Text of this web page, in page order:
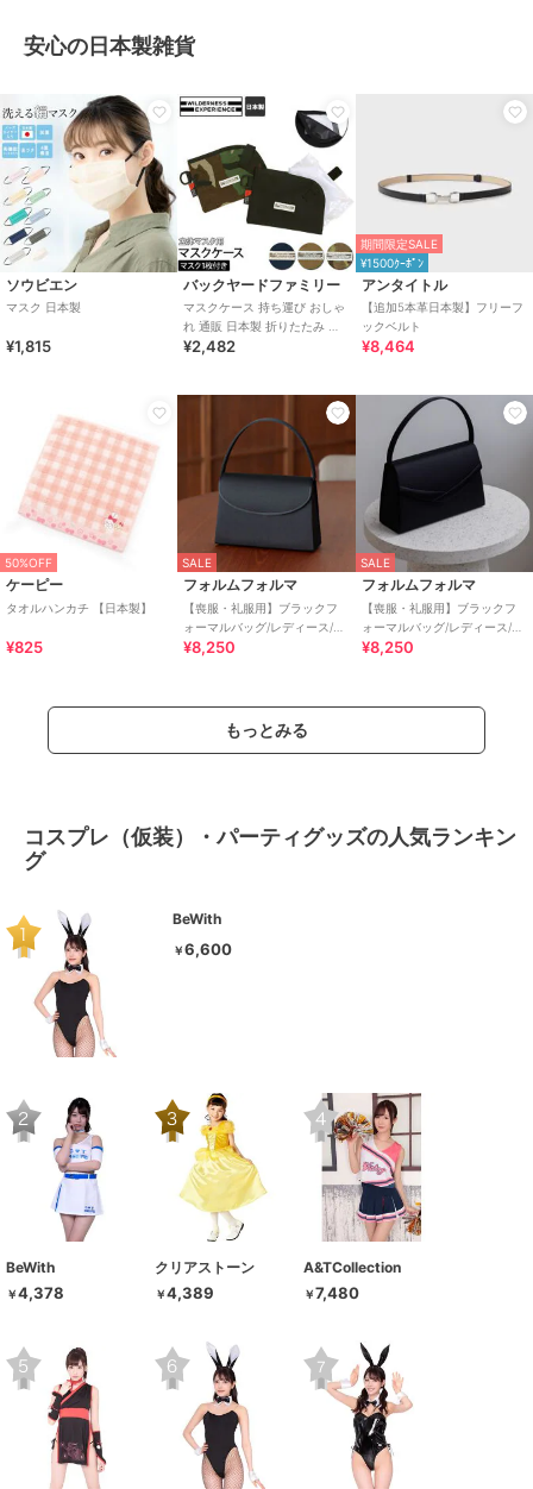
安心の日本製雑貨
ソウビエン
マスク 日本製
¥1,815
バックヤードファミリー
マスクケース 持ち運び おしゃ
れ 通販 日本製 折りたたみ メ
ンズ 携帯 予備 マスク かっこ
¥2,482
期間限定SALE
¥1500ｸｰﾎﾟﾝ
アンタイトル
【追加5本革日本製】フリーフ
ックベルト
¥8,464
50%OFF
ケーピー
タオルハンカチ 【日本製】
¥825
SALE
フォルムフォルマ
【喪服・礼服用】ブラックフ
ォーマルバッグ/レディース/日
本製/葬式/冠婚葬祭/夏/お受験
¥8,250
SALE
フォルムフォルマ
【喪服・礼服用】ブラックフ
ォーマルバッグ/レディース/日
本製/葬式/冠婚葬祭/夏
¥8,250
もっとみる
コスプレ（仮装）・パーティグッズの人気ランキン
グ
BeWith
￥6,600
BeWith
￥4,378
クリアストーン
￥4,389
A&TCollection
￥7,480